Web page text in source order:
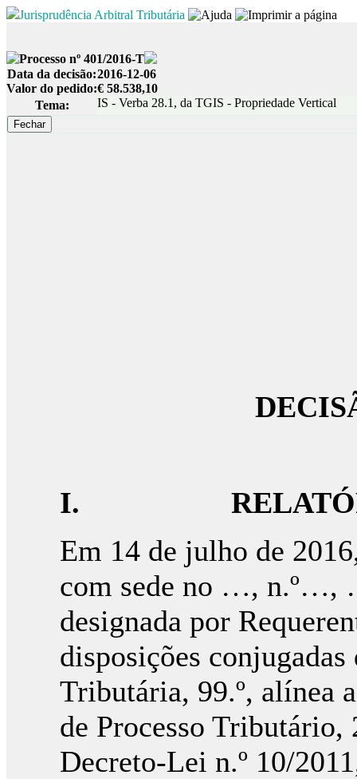
Jurisprudência Arbitral Tributária
Processo nº 401/2016-T
Data da decisão:2016-12-06
Valor do pedido:€ 58.538,10
Tema:
IS - Verba 28.1, da TGIS - Propriedade Vertical
I.
Em 14 de julho de
com sede no …, n.º…,
designada por
disposições
Tributária, 99.º, alínea
de Processo Tributário,
Decreto-Lei n.º 10/